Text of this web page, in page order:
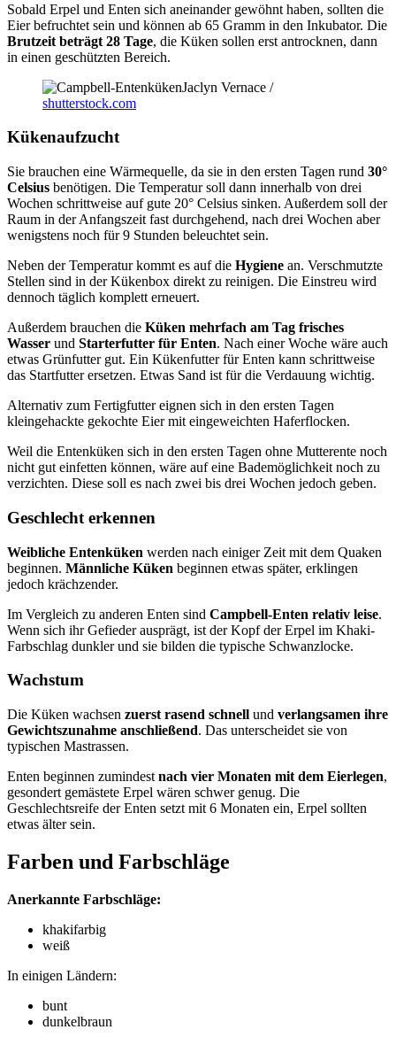
Sobald Erpel und Enten sich aneinander gewöhnt haben, sollten die
Eier befruchtet sein und können ab 65 Gramm in den Inkubator. Die
Brutzeit beträgt 28 Tage, die Küken sollen erst antrocknen, dann
in einen geschützten Bereich.
Jaclyn Vernace /
shutterstock.com
Kükenaufzucht
Sie brauchen eine Wärmequelle, da sie in den ersten Tagen rund 30°
Celsius benötigen. Die Temperatur soll dann innerhalb von drei
Wochen schrittweise auf gute 20° Celsius sinken. Außerdem soll der
Raum in der Anfangszeit fast durchgehend, nach drei Wochen aber
wenigstens noch für 9 Stunden beleuchtet sein.
Neben der Temperatur kommt es auf die Hygiene an. Verschmutzte
Stellen sind in der Kükenbox direkt zu reinigen. Die Einstreu wird
dennoch täglich komplett erneuert.
Außerdem brauchen die Küken mehrfach am Tag frisches
Wasser und Starterfutter für Enten. Nach einer Woche wäre auch
etwas Grünfutter gut. Ein Kükenfutter für Enten kann schrittweise
das Startfutter ersetzen. Etwas Sand ist für die Verdauung wichtig.
Alternativ zum Fertigfutter eignen sich in den ersten Tagen
kleingehackte gekochte Eier mit eingeweichten Haferflocken.
Weil die Entenküken sich in den ersten Tagen ohne Mutterente noch
nicht gut einfetten können, wäre auf eine Bademöglichkeit noch zu
verzichten. Diese soll es nach zwei bis drei Wochen jedoch geben.
Geschlecht erkennen
Weibliche Entenküken werden nach einiger Zeit mit dem Quaken
beginnen. Männliche Küken beginnen etwas später, erklingen
jedoch krächzender.
Im Vergleich zu anderen Enten sind Campbell-Enten relativ leise.
Wenn sich ihr Gefieder ausprägt, ist der Kopf der Erpel im Khaki-
Farbschlag dunkler und sie bilden die typische Schwanzlocke.
Wachstum
Die Küken wachsen zuerst rasend schnell und verlangsamen ihre
Gewichtszunahme anschließend. Das unterscheidet sie von
typischen Mastrassen.
Enten beginnen zumindest nach vier Monaten mit dem Eierlegen,
gesondert gemästete Erpel wären schwer genug. Die
Geschlechtsreife der Enten setzt mit 6 Monaten ein, Erpel sollten
etwas älter sein.
Farben und Farbschläge
Anerkannte Farbschläge:
khakifarbig
weiß
In einigen Ländern:
bunt
dunkelbraun